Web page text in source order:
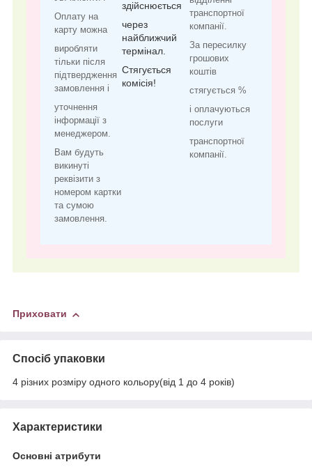
Оплату на
карту можна
виробляти
тільки після
підтвердження
замовлення і
уточнення
інформації з
менеджером.
Вам будуть
викинуті
реквізити з
номером картки
та сумою
замовлення.
здійснюється
через
найближчий
термінал.
Стягується
комісія!
транспортної
компанії.
За пересилку
грошових
коштів
стягується %
і оплачуються
послуги
транспортної
компанії.
Приховати
Спосіб упаковки
4 різних розміру одного кольору(від 1 до 4 років)
Характеристики
Основні атрибути